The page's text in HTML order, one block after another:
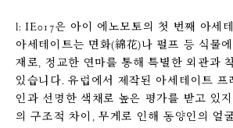
l: IE017은 아이 에노모토의 첫 번째 아세
아세테이트는 면화(綿花)나 펄프 등 식물
재로, 정교한 연마를 통해 특별한 외관과
있습니다. 유럽에서 제작된 아세테이트
인과 선명한 색채로 높은 평가를 받고 있
의 구조적 차이, 무게로 인해 동양인의 얼